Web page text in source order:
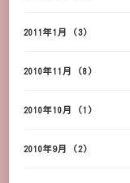
2011年1月 (3)
2010年11月 (8)
2010年10月 (1)
2010年9月 (2)